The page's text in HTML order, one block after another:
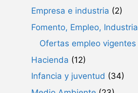
Empresa e industria (2)
Fomento, Empleo, Industria
Ofertas empleo vigentes
Hacienda (12)
Infancia y juventud (34)